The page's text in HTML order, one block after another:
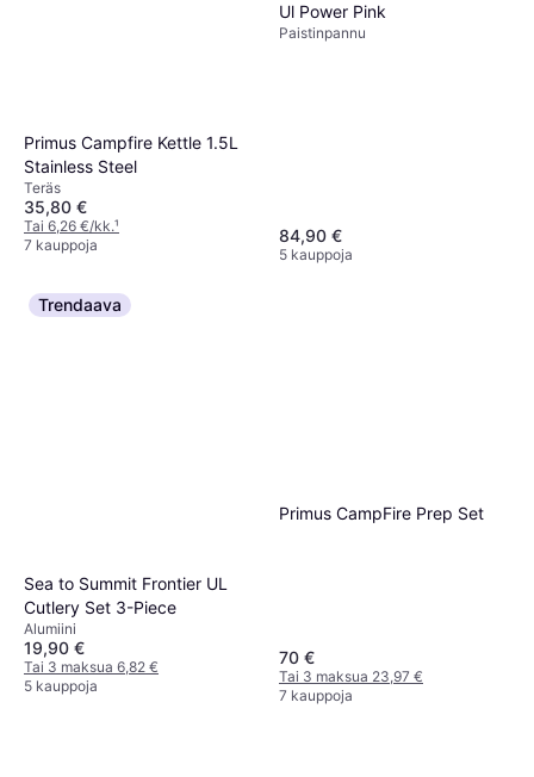
Primus Campfire Kettle 1.5L
Stainless Steel
Teräs
35,80 €
Tai 6,26 €/kk.¹
7 kauppoja
Ul Power Pink
Paistinpannu
84,90 €
5 kauppoja
Trendaava
Sea to Summit Frontier UL
Cutlery Set 3-Piece
Alumiini
19,90 €
Tai 3 maksua 6,82 €
5 kauppoja
Primus CampFire Prep Set
70 €
Tai 3 maksua 23,97 €
7 kauppoja